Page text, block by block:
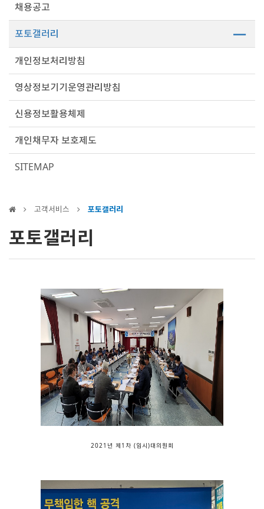
채용공고
포토갤러리
개인정보처리방침
영상정보기기운영관리방침
신용정보활용체제
개인채무자 보호제도
SITEMAP
고객서비스 포토갤러리
포토갤러리
2021년 제1차 (임시)대의원회